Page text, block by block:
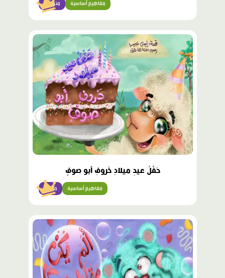
متوسّط مفاهيم أساسية
محتوى
مميّز
حَفْلُ عيدِ ميلادِ خَروفِ أَبو صوفٍ
مبتدئ مفاهيم أساسية
محتوى
مميّز